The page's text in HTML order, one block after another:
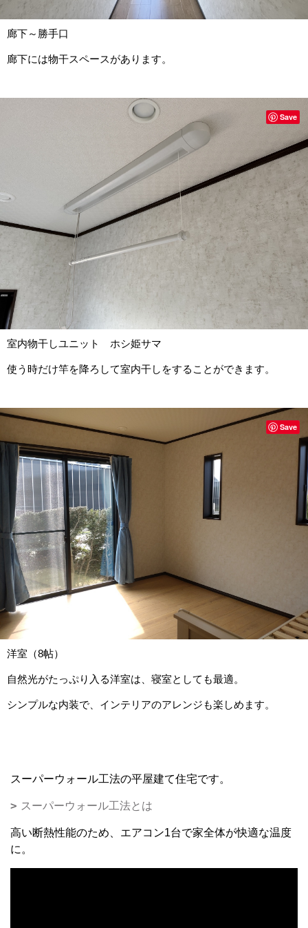
廊下～勝手口
廊下には物干スペースがあります。
室内物干しユニット ホシ姫サマ
使う時だけ竿を降ろして室内干しをすることができます。
Save
洋室（8帖）
自然光がたっぷり入る洋室は、寝室としても最適。
シンプルな内装で、インテリアのアレンジも楽しめます。
Save
スーパーウォール工法の平屋建て住宅です。
スーパーウォール工法とは
高い断熱性能のため、エアコン1台で家全体が快適な温度
に。